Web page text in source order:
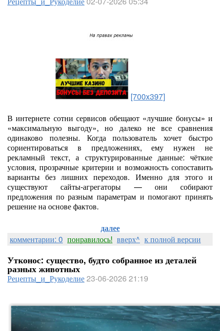
[700x397]
В интернете сотни сервисов обещают «лучшие бонусы» и
«максимальную выгоду», но далеко не все сравнения
одинаково полезны. Когда пользователь хочет быстро
сориентироваться в предложениях, ему нужен не
рекламный текст, а структурированные данные: чёткие
условия, прозрачные критерии и возможность сопоставить
варианты без лишних переходов. Именно для этого и
существуют сайты-агрегаторы — они собирают
предложения по разным параметрам и помогают принять
решение на основе фактов.
далее
комментарии: 0 понравилось! вверх^ к полной версии
Утконос: существо, будто собранное из деталей
разных животных
Рецепты_и_Рукоделие23-06-2026 21:19